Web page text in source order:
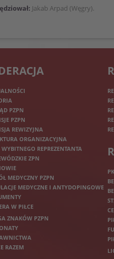
Jakab Arpad (Węgry).
PZPN
PZPN
REWIZYJNA
ORGANIZACYJNA
WYBITNEGO REPREZENTANTA
ZPN
MEDYCZNY PZPN
MEDYCZNE I ANTYDOPINGOWE
W PIŁCE
ZNAKÓW PZPN
RAZEM